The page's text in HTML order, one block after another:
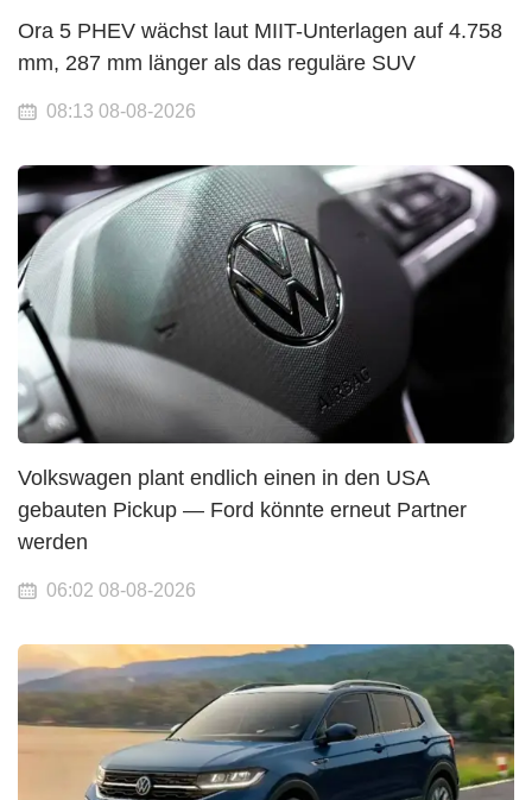
Ora 5 PHEV wächst laut MIIT-Unterlagen auf 4.758
mm, 287 mm länger als das reguläre SUV
08:13 08-08-2026
Volkswagen plant endlich einen in den USA
gebauten Pickup — Ford könnte erneut Partner
werden
06:02 08-08-2026